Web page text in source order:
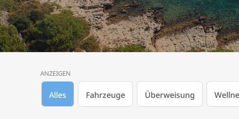
ANZEIGEN
Alles Fahrzeuge Überweisung